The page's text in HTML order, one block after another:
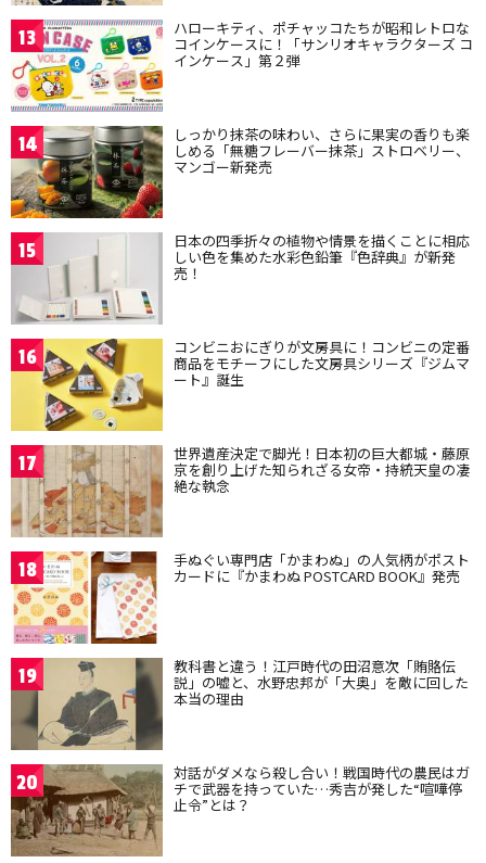
13 ハローキティ、ポチャッコたちが昭和レトロな
コインケースに！「サンリオキャラクターズ コ
インケース」第２弾
14 しっかり抹茶の味わい、さらに果実の香りも楽
しめる「無糖フレーバー抹茶」ストロベリー、
マンゴー新発売
15 日本の四季折々の植物や情景を描くことに相応
しい色を集めた水彩色鉛筆『色辞典』が新発
売！
16 コンビニおにぎりが文房具に！コンビニの定番
商品をモチーフにした文房具シリーズ『ジムマ
ート』誕生
17 世界遺産決定で脚光！日本初の巨大都城・藤原
京を創り上げた知られざる女帝・持統天皇の凄
絶な執念
18 手ぬぐい専門店「かまわぬ」の人気柄がポスト
カードに『かまわぬ POSTCARD BOOK』発売
19 教科書と違う！江戸時代の田沼意次「賄賂伝
説」の嘘と、水野忠邦が「大奥」を敵に回した
本当の理由
20 対話がダメなら殺し合い！戦国時代の農民はガ
チで武器を持っていた…秀吉が発した“喧嘩停
止令”とは？